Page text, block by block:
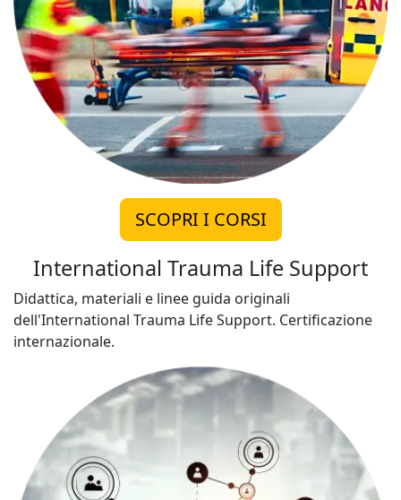
SCOPRI I CORSI
International Trauma Life Support
Didattica, materiali e linee guida originali
dell'International Trauma Life Support. Certificazione
internazionale.